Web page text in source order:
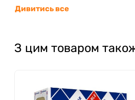
Дивитись все
З цим товаром